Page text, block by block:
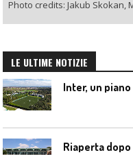
Photo credits: Jakub Skokan,
LE ULTIME NOTIZIE
Riaperta